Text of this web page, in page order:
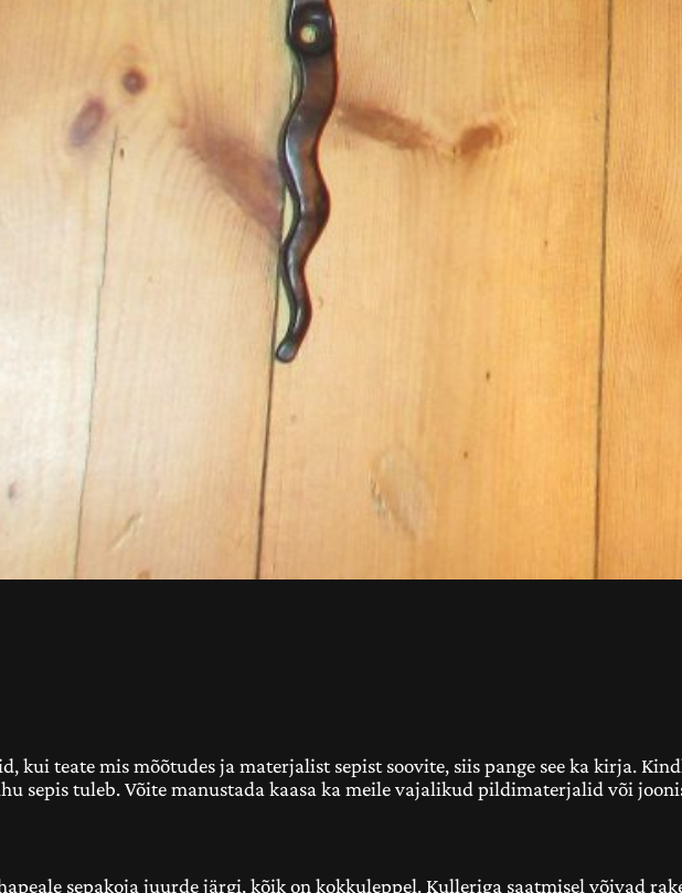
kui teate mis mõõtudes ja materjalist sepist soovite, siis pange see ka kirja.
sepis tuleb. Võite manustada kaasa ka meile vajalikud pildimaterjalid või
sepakoja juurde järgi, kõik on kokkuleppel. Kulleriga saatmisel võivad